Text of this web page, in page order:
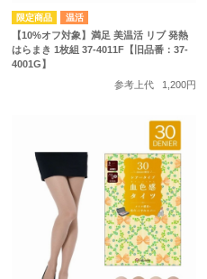
温活
【10%オフ対象】満足 美温活 リブ 発熱
はらまき 1枚組 37-4011F【旧品番：37-
4001G】
参考上代
1,200円